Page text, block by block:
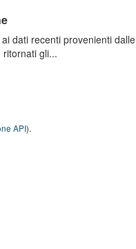
dati recenti provenienti dalle
gli...
API).